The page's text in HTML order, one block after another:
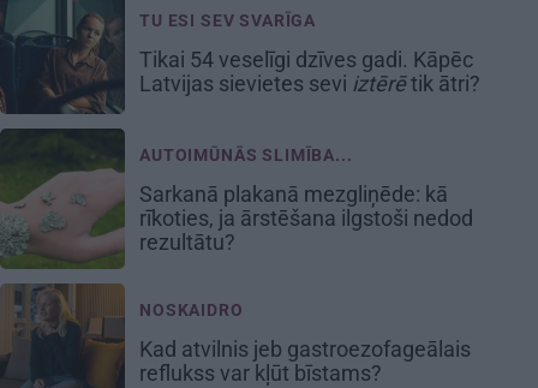
TU ESI SEV SVARĪGA
Tikai 54 veselīgi dzīves gadi. Kāpēc
Latvijas sievietes sevi iztērētik ātri?
AUTOIMŪNĀS SLIMĪBA...
Sarkanā plakanā mezgliņēde: kā
rīkoties, ja ārstēšana ilgstoši nedod
rezultātu?
NOSKAIDRO
Kad atvilnis jeb gastroezofageālais
reflukss var kļūt bīstams?